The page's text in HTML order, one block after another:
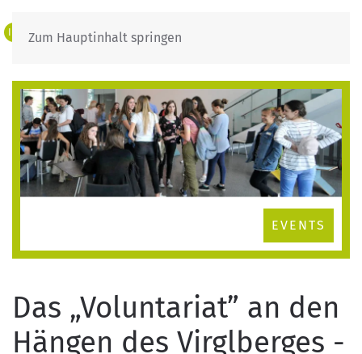
Zum Hauptinhalt springen
IT DE
EVENTS
Das „Voluntariat” an den
Hängen des Virglberges -